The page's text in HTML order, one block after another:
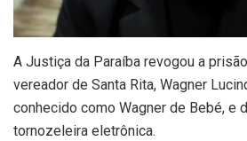
A Justiça da Paraíba revogou a
vereador de Santa Rita, Wagner
conhecido como Wagner de Bebé, e
tornozeleira eletrônica.